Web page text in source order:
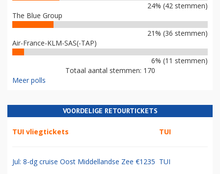
24% (42 stemmen)
The Blue Group
21% (36 stemmen)
Air-France-KLM-SAS(-TAP)
6% (11 stemmen)
Totaal aantal stemmen: 170
Meer polls
VOORDELIGE RETOURTICKETS
TUI vliegtickets TUI
Jul: 8-dg cruise Oost Middellandse Zee €1235 TUI